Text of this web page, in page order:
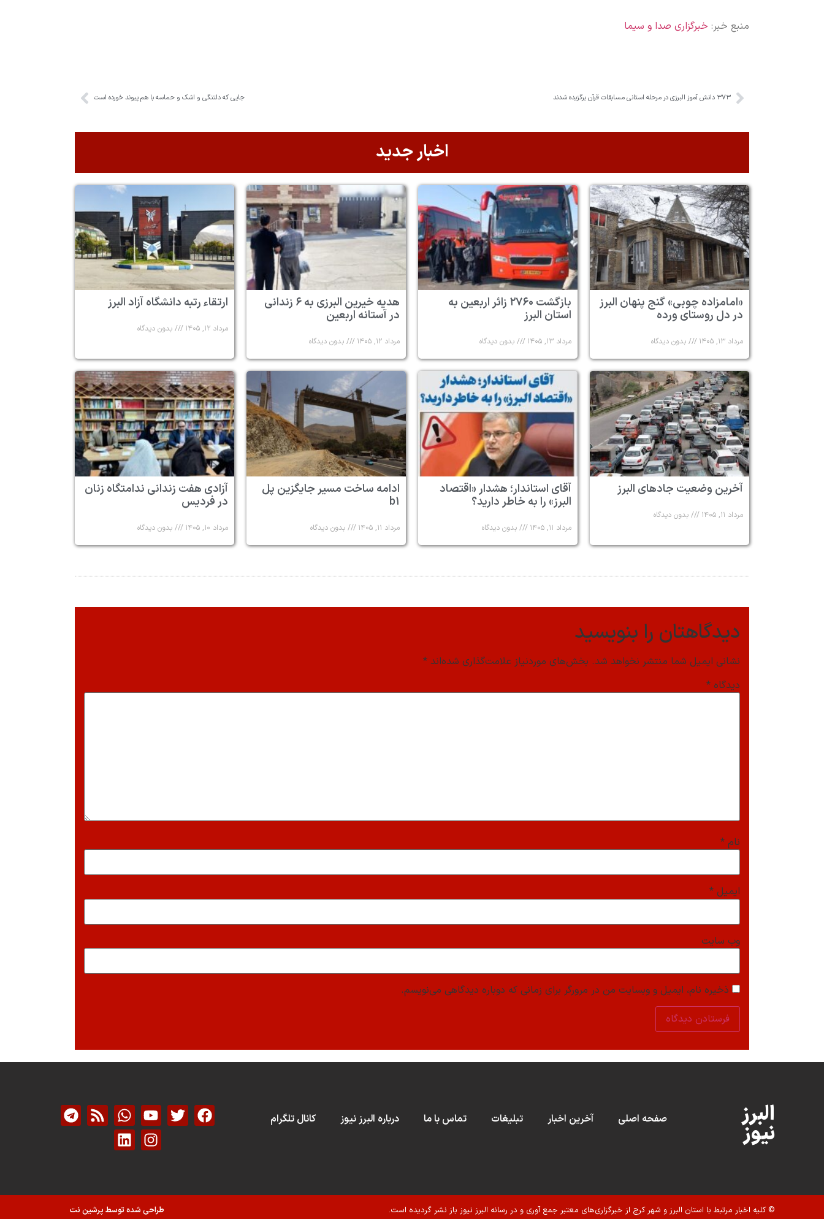
منبع خبر: خبرگزاری صدا و سیما
۳۷۳ دانش آموز البرزی در مرحله استانی مسابقات قرآن برگزیده شدند جایی که دلتنگی و اشک و حماسه با هم پیوند خورده است
اخبار جدید
«امامزاده چوبی» گنج پنهان البرز
در دل روستای ورده
مرداد ۱۳, ۱۴۰۵ بدون دیدگاه
بازگشت ۲۷۶۰ زائر اربعین به
استان البرز
مرداد ۱۳, ۱۴۰۵ بدون دیدگاه
هدیه خیرین البرزی به ۶ زندانی
در آستانه اربعین
مرداد ۱۲, ۱۴۰۵ بدون دیدگاه
ارتقاء رتبه دانشگاه آزاد البرز
مرداد ۱۲, ۱۴۰۵ بدون دیدگاه
آخرین وضعیت جادهای البرز
مرداد ۱۱, ۱۴۰۵ بدون دیدگاه
آقای استاندار؛ هشدار «اقتصاد
البرز» را به خاطر دارید؟
مرداد ۱۱, ۱۴۰۵ بدون دیدگاه
ادامه ساخت مسیر جایگزین پل
b۱
مرداد ۱۱, ۱۴۰۵ بدون دیدگاه
آزادی هفت زندانی ندامتگاه زنان
در فردیس
مرداد ۱۰, ۱۴۰۵ بدون دیدگاه
دیدگاهتان را بنویسید
نشانی ایمیل شما منتشر نخواهد شد. بخش‌های موردنیاز علامت‌گذاری شده‌اند *
دیدگاه *
نام *
ایمیل *
وب‌ سایت
ذخیره نام، ایمیل و وبسایت من در مرورگر برای زمانی که دوباره دیدگاهی می‌نویسم.
البرز
نیوز
صفحه اصلی آخرین اخبار تبلیغات تماس با ما درباره البرز نیوز کانال تلگرام
© کلیه اخبار مرتبط با استان البرز و شهر کرج از خبرگزاری‌های معتبر جمع آوری و در رسانه البرز نیوز باز نشر گردیده است. طراحی شده توسط پرشین نت